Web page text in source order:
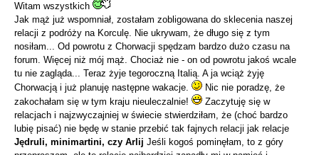
Witam wszystkich
Jak mąż już wspomniał, zostałam zobligowana do sklecenia naszej
relacji z podróży na Korculę. Nie ukrywam, że długo się z tym
nosiłam... Od powrotu z Chorwacji spędzam bardzo dużo czasu na
forum. Więcej niż mój mąż. Chociaż nie - on od powrotu jakoś wcale
tu nie zagląda... Teraz żyje tegoroczną Italią. A ja wciąż żyję
Chorwacją i już planuję następne wakacje.
Nic nie poradzę, że
zakochałam się w tym kraju nieuleczalnie!
Zaczytuję się w
relacjach i najzwyczajniej w świecie stwierdziłam, że (choć bardzo
lubię pisać) nie będę w stanie przebić tak fajnych relacji jak relacje
Jędruli, minimartini, czy Arlij Jeśli kogoś pominęłam, to z góry